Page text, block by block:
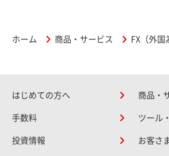
ホーム 商品・サービス FX（外国
はじめての方へ 商品・
手数料 ツール
投資情報 お客さ